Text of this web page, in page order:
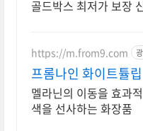
골드박스 최저가 보장
https://m.from9.com
프롬나인 화이트튤립
멜라닌의 이동을 효과
색을 선사하는 화장품